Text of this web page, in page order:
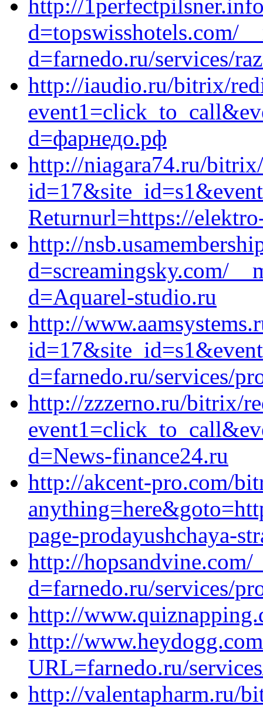
http://
d=topswisshotels.com/
d=farnedo.ru/services/
http://iaudio.ru/bitrix/
d=фарнедо.рф
http://niagara74.ru/
Returnurl=https://
http://
d=screamingsky.com/
d=Aquarel-studio.ru
http://
d=farnedo.ru/services/
http://zzzerno.ru/bitrix/
d=News-finance24.ru
http://akcent-pro.com/
page-prodayushchaya-
http://hopsandvine.com/
d=farnedo.ru/services/
http://
http://
URL=farnedo.ru/
http://valentapharm.ru/